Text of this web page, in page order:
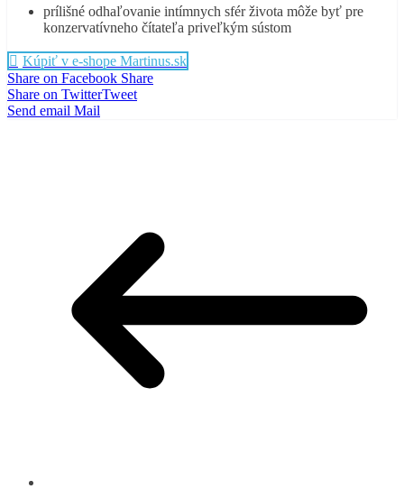
prílišné odhaľovanie intímnych sfér života môže byť pre
konzervatívneho čítateľa priveľkým sústom
Kúpiť v e-shope Martinus.sk
Share on Facebook Share
Share on TwitterTweet
Send email Mail